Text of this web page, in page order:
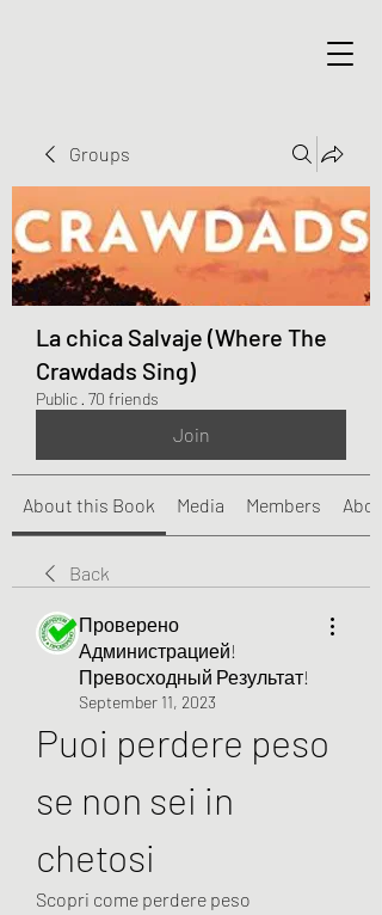
Groups
La chica Salvaje (Where The
Crawdads Sing)
Public · 70 friends
Join
About this Book Media Members About
Back
Проверено
Администрацией!
Превосходный Результат!
September 11, 2023
Puoi perdere peso
se non sei in
chetosi
Scopri come perdere peso